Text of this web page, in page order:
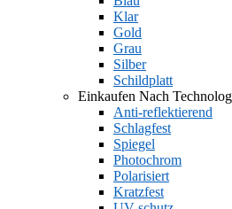
Klar
Gold
Grau
Silber
Schildplatt
Einkaufen Nach
Anti-reflektierend
Schlagfest
Spiegel
Photochrom
Polarisiert
Kratzfest